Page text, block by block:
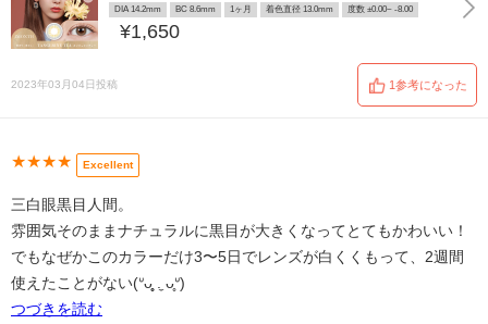
DIA 14.2mm BC 8.6mm 1ヶ月 着色直径 13.0mm 度数 ±0.00~ -8.00
¥1,650
2023年03月04日投稿 1参考になった
★★★★ Excellent
三白眼黒目人間。
雰囲気そのままナチュラルに黒目が大きくなってとてもかわいい！
でもなぜかこのカラーだけ3〜5日でレンズが白くくもって、2週間
使えたことがない(ᐡᴗ̥̥ .̼ ᴗ̥ᐡ)
つづきを読む